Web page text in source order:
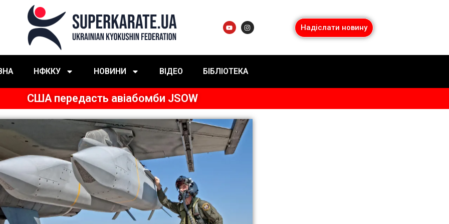
Надіслати новину
НФККУ НОВИНИ ВІДЕО БІБЛІОТЕКА
США передасть авіабомби JSOW